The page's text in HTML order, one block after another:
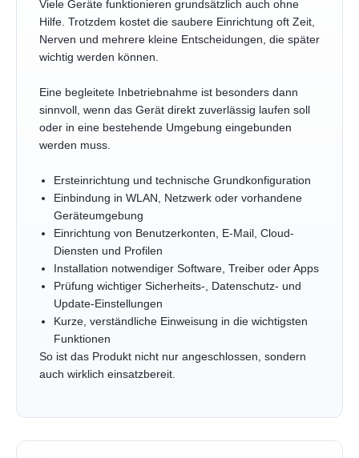
Viele Geräte funktionieren grundsätzlich auch ohne
Hilfe. Trotzdem kostet die saubere Einrichtung oft Zeit,
Nerven und mehrere kleine Entscheidungen, die später
wichtig werden können.
Eine begleitete Inbetriebnahme ist besonders dann
sinnvoll, wenn das Gerät direkt zuverlässig laufen soll
oder in eine bestehende Umgebung eingebunden
werden muss.
Ersteinrichtung und technische Grundkonfiguration
Einbindung in WLAN, Netzwerk oder vorhandene
Geräteumgebung
Einrichtung von Benutzerkonten, E-Mail, Cloud-
Diensten und Profilen
Installation notwendiger Software, Treiber oder Apps
Prüfung wichtiger Sicherheits-, Datenschutz- und
Update-Einstellungen
Kurze, verständliche Einweisung in die wichtigsten
Funktionen
So ist das Produkt nicht nur angeschlossen, sondern
auch wirklich einsatzbereit.